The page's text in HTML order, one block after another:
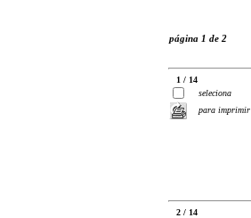
página 1 de 2
1 / 14
seleciona
para imprimir
2 / 14